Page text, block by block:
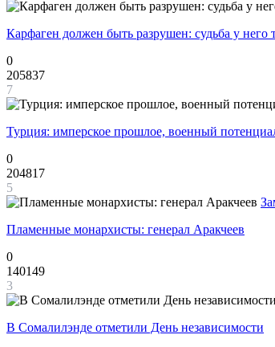
Карфаген должен быть разрушен: судьба у него
0
205837
7
Турция: имперское прошлое, военный
0
204817
5
Пламенные монархисты: генерал Аракчеев
0
140149
3
В Сомалилэнде отметили День независимости